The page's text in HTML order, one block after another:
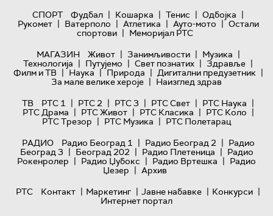
СПОРТ
Фудбал | Кошарка | Тенис | Одбојка |
Рукомет | Ватерполо | Атлетика | Ауто-мото | Остали
спортови | Меморијал РТС
МАГАЗИН
Живот | Занимљивости | Музика |
Технологијa | Путујемо | Свет познатих | Здравље |
Филм и ТВ | Наука | Природа | Дигитални предузетник |
За мале велике хероје | Наизглед здрав
ТВ
РТС 1 | РТС 2 | РТС 3 | РТС Свет | РТС Наука |
РТС Драма | РТС Живот | РТС Класика | РТС Коло |
РТС Трезор | РТС Музика | РТС Полетарац
РАДИО
Радио Београд 1 | Радио Београд 2 | Радио
Београд 3 | Београд 202 | Радио Плетеница | Радио
Рокенролер | Радио Џубокс | Радио Вртешка | Радио
Џезер | Архив
РТС
Контакт | Маркетинг | Јавне набавке | Конкурси |
Интернет портал